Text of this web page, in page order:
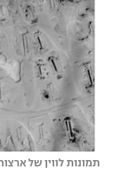
תמונות לווין של